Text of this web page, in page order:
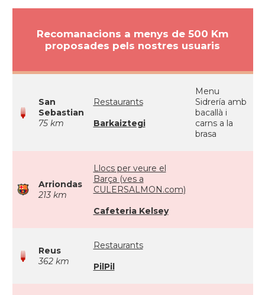
Recomanacions a menys de 500 Km
proposades pels nostres usuaris
San
Sebastian
75 km
Restaurants
Barkaiztegi
Menu
Sidrería amb
bacallà i
carns a la
brasa
Arriondas
213 km
Llocs per veure el
Barça (ves a
CULERSALMON.com)
Cafeteria Kelsey
Reus
362 km
Restaurants
PilPil